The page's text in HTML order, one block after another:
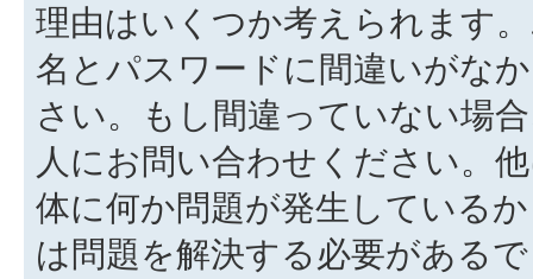
理由はいくつか考えられます
名とパスワードに間違いがな
さい。もし間違っていない場
人にお問い合わせください。
体に何か問題が発生している
は問題を解決する必要がある